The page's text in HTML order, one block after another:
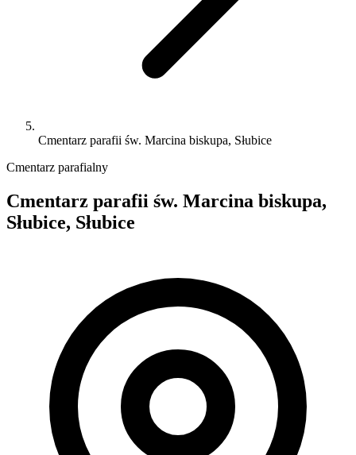
Cmentarz parafii św. Marcina biskupa, Słubice
Cmentarz parafialny
Cmentarz parafii św. Marcina biskupa,
Słubice, Słubice